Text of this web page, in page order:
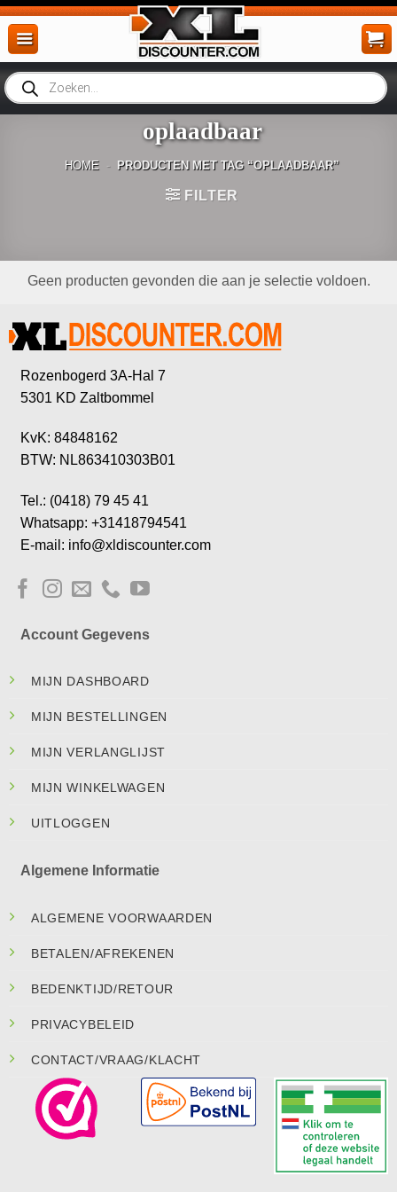
Ga
naar
inhoud
Producten
zoeken
oplaadbaar
HOME - PRODUCTEN MET TAG “OPLAADBAAR”
FILTER
Geen producten gevonden die aan je selectie voldoen.
Rozenbogerd 3A-Hal 7
5301 KD Zaltbommel
KvK: 84848162
BTW: NL863410303B01
Tel.: (0418) 79 45 41
Whatsapp: +31418794541
E-mail: info@xldiscounter.com
Account Gegevens
MIJN DASHBOARD
MIJN BESTELLINGEN
MIJN VERLANGLIJST
MIJN WINKELWAGEN
UITLOGGEN
Algemene Informatie
ALGEMENE VOORWAARDEN
BETALEN/AFREKENEN
BEDENKTIJD/RETOUR
PRIVACYBELEID
CONTACT/VRAAG/KLACHT